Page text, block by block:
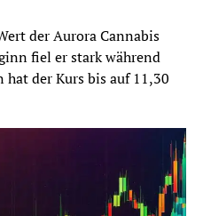
der Aurora Cannabis
fiel er stark während
hat der Kurs bis auf 11,30